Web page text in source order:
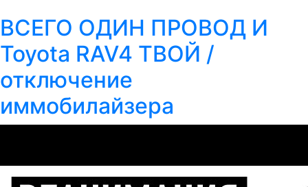
ВСЕГО ОДИН ПРОВОД И
Toyota RAV4 ТВОЙ /
отключение
иммобилайзера